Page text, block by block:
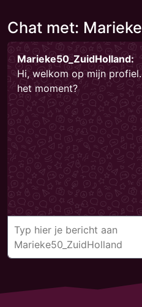
Chat met:
Marieke50_ZuidHolland:
Hi, welkom op mijn
het moment?